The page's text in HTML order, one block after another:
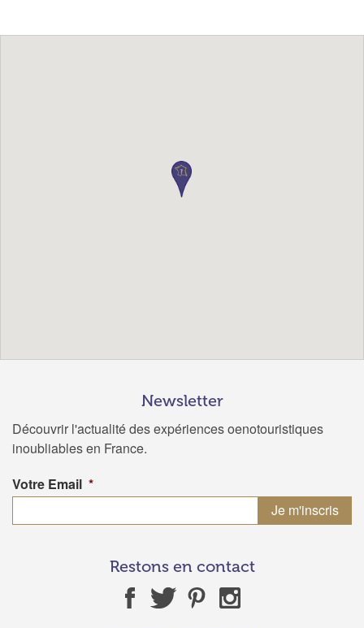
Newsletter
Découvrir l'actualité des expériences oenotouristiques
inoubliables en France.
Votre Email *
Restons en contact